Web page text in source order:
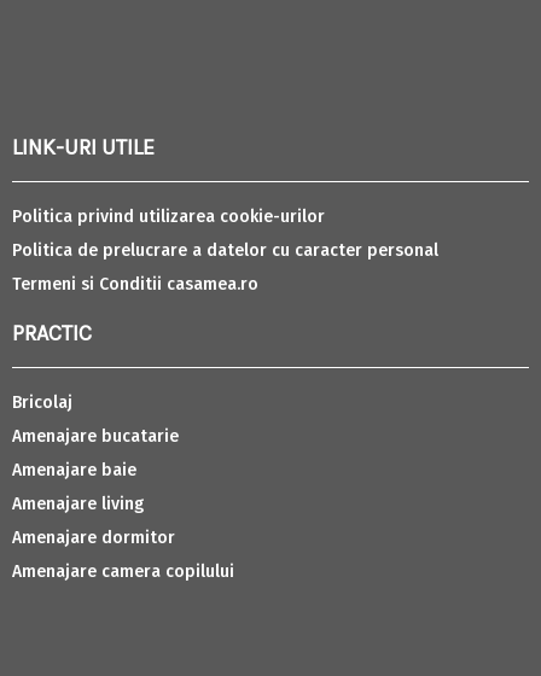
LINK-URI UTILE
Politica privind utilizarea cookie-urilor
Politica de prelucrare a datelor cu caracter personal
Termeni si Conditii casamea.ro
PRACTIC
Bricolaj
Amenajare bucatarie
Amenajare baie
Amenajare living
Amenajare dormitor
Amenajare camera copilului